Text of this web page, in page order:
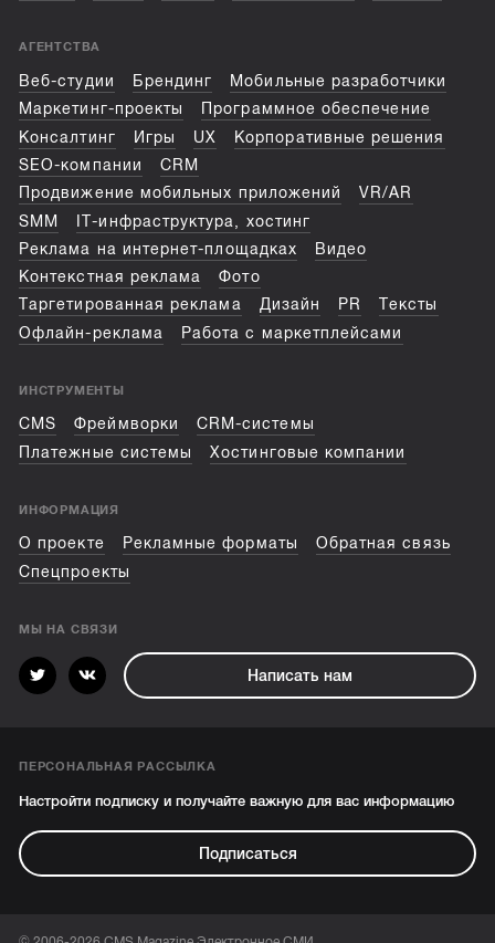
АГЕНТСТВА
Веб-студии Брендинг
Мобильные разработчики
Маркетинг-проекты
Программное обеспечение
Консалтинг
Игры UX
Корпоративные решения
SEO-компании
CRM
Продвижение мобильных приложений
VR/AR
SMM
IT-инфраструктура, хостинг
Реклама на интернет-площадках
Видео
Контекстная реклама
Фото
Таргетированная реклама
Дизайн PR
Тексты
Офлайн-реклама
Работа с маркетплейсами
ИНСТРУМЕНТЫ
CMS Фреймворки
CRM-системы
Платежные системы
Хостинговые компании
ИНФОРМАЦИЯ
О проекте Рекламные форматы
Обратная связь
Спецпроекты
МЫ НА СВЯЗИ
Написать нам
ПЕРСОНАЛЬНАЯ РАССЫЛКА
Настройти подписку и получайте важную для вас информацию
Подписаться